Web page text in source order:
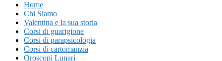
Home
Chi Siamo
Valentina e la sua storia
Corsi di guarigione
Corsi di parapsicologia
Corsi di cartomanzia
Oroscopi Lunari